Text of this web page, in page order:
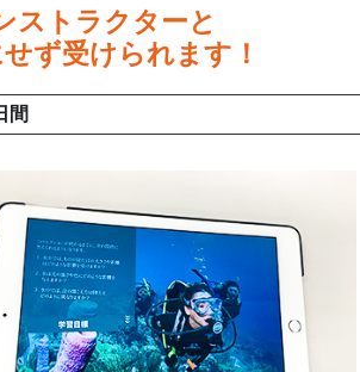
ストラクターと
ず受けられます！
間